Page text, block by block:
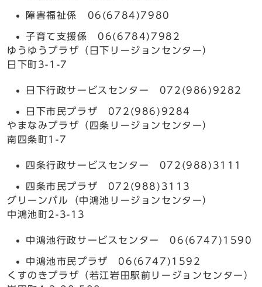
障害福祉係 06(6784)7980
子育て支援係 06(6784)7982
ゆうゆうプラザ（日下リージョンセンター）
日下町3-1-7
日下行政サービスセンター 072(986)9282
日下市民プラザ 072(986)9284
やまなみプラザ（四条リージョンセンター）
南四条町1-7
四条行政サービスセンター 072(988)3111
四条市民プラザ 072(988)3113
グリーンパル（中鴻池リージョンセンター）
中鴻池町2-3-13
中鴻池行政サービスセンター 06(6747)1590
中鴻池市民プラザ 06(6747)1592
くすのきプラザ（若江岩田駅前リージョンセンター）